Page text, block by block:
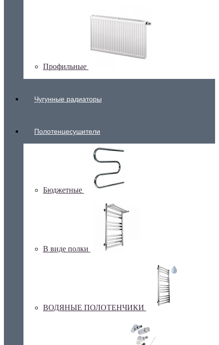
Профильные
Чугунные радиаторы
Полотенцесушители
Бюджетные
В виде полки
ВОДЯНЫЕ ПОЛОТЕНЧИКИ